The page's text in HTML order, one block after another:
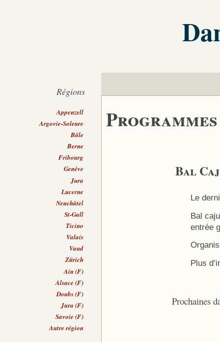
Programmes
Bal
Le
Bal
entrée
Plus
Prochaines
Régions
Appenzell
Argovie-Soleure
Bâle
Berne
Fribourg
Genève
Jura
Lucerne
Neuchâtel
St-Gall
Ticino
Valais
Vaud
Zürich
Ain (F)
Alsace (F)
Doubs (F)
Jura (F)
Savoie (F)
Autre région